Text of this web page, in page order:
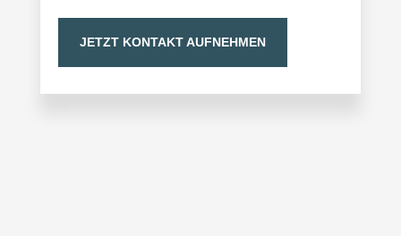
JETZT KONTAKT AUFNEHMEN